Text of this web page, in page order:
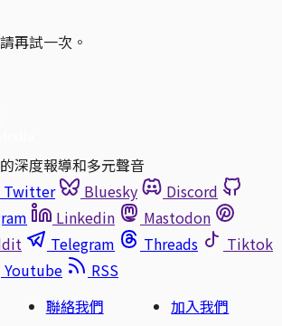
再試一次。
深度報導和多元聲音
Twitter Bluesky
Discord
Linkedin
Mastodon
Telegram Threads
Tiktok
Youtube
RSS
聯絡我們
加入我們